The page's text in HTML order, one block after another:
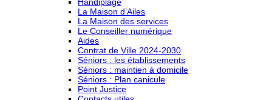
La Maison d’Ailes
La Maison des services
Le Conseiller numérique
Aides
Contrat de Ville 2024-2030
Séniors : les établissements
Séniors : maintien à domicile
Séniors : Plan canicule
Point Justice